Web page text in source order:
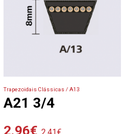
Trapezoidais Clássicas / A13
A21 3/4
2.96€